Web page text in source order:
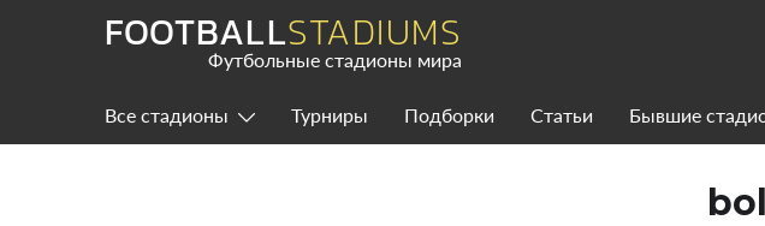
FOOTBALLSTADIUMS
Футбольные стадионы мира
Все стадионы Турниры Подборки Статьи Бывшие